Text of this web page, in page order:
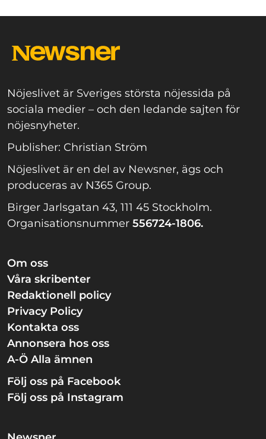
Nöjeslivet är Sveriges största nöjessida på
sociala medier – och den ledande sajten för
nöjesnyheter.
Publisher: Christian Ström
Nöjeslivet är en del av Newsner, ägs och
produceras av N365 Group.
Birger Jarlsgatan 43, 111 45 Stockholm.
Organisationsnummer 556724-1806.
Om oss
Våra skribenter
Redaktionell policy
Privacy Policy
Kontakta oss
Annonsera hos oss
A-Ö Alla ämnen
Följ oss på Facebook
Följ oss på Instagram